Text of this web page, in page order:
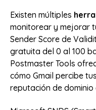
Existen múltiples
monitorear y mejorar
Sender Score de
gratuita del 0 al 100
Postmaster Tools
cómo Gmail percibe
reputación de dominio